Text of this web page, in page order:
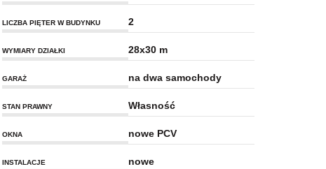
LICZBA PIĘTER W BUDYNKU 2
WYMIARY DZIAŁKI 28x30 m
GARAŻ na dwa samochody
STAN PRAWNY Własność
OKNA nowe PCV
INSTALACJE nowe